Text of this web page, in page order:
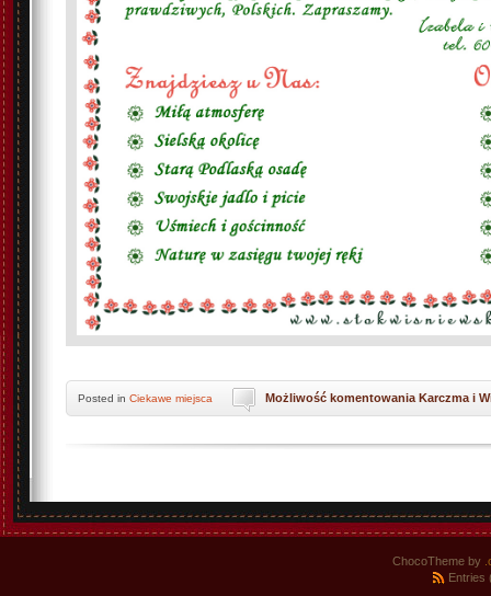
Możliwość komentowania Karczma i
Posted in Ciekawe miejsca
ChocoTheme by
Entries